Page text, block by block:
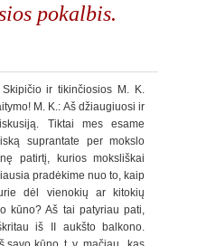
pokalbis.
ir tikinčiosios M. K.
M. K.: Aš džiaugiuosi ir
Tiktai mes esame
suprantate per mokslo
patirtį, kurios moksliškai
pradėkime nuo to, kaip
dėl vienokių ar kitokių
kūno? Aš tai patyriau pati,
iš II aukšto balkono.